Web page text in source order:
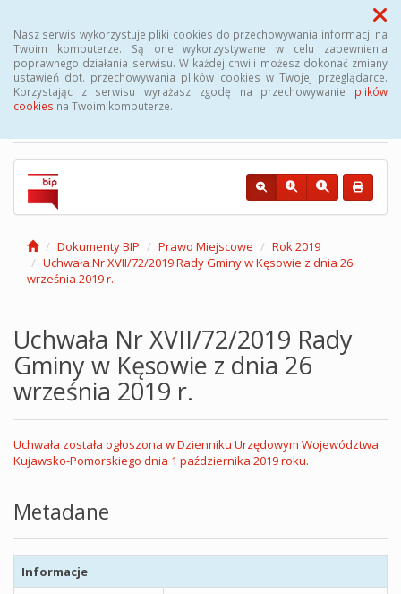
Nasz serwis wykorzystuje pliki cookies do przechowywania informacji na
Twoim komputerze. Są one wykorzystywane w celu zapewnienia
poprawnego działania serwisu. W każdej chwili możesz dokonać zmiany
ustawień dot. przechowywania plików cookies w Twojej przeglądarce.
Korzystając z serwisu wyrażasz zgodę na przechowywanie plików
cookies na Twoim komputerze.
Menu
Biuletyn Informacji
Publicznej Gminy Kęsowo
Dokumenty BIP Prawo Miejscowe
Rok 2019
Uchwała Nr XVII/72/2019 Rady Gminy w Kęsowie z dnia 26
września 2019 r.
Uchwała Nr XVII/72/2019 Rady
Gminy w Kęsowie z dnia 26
września 2019 r.
Uchwała została ogłoszona w Dzienniku Urzędowym Województwa
Kujawsko-Pomorskiego dnia 1 października 2019 roku.
Metadane
Informacje